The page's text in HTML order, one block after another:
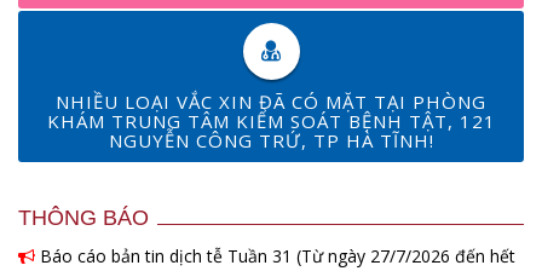
NHIỀU LOẠI VẮC XIN ĐÃ CÓ MẶT TẠI PHÒNG
KHÁM TRUNG TÂM KIỂM SOÁT BỆNH TẬT, 121
NGUYỄN CÔNG TRỨ, TP HÀ TĨNH!
THÔNG BÁO
Báo cáo bản tin dịch tễ Tuần 31 (Từ ngày 27/7/2026 đến hết